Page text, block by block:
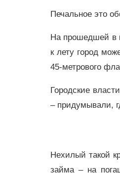
Печальное это
На прошедшей в
к лету город
45-метрового
Городские
– придумывали,
Нехилый такой
займа – на